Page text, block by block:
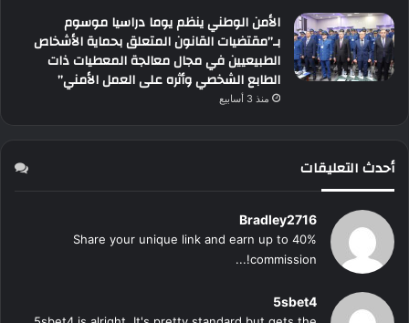
الأمن الوطني ينظم يوما دراسيا موسوم
بـ”مقتضيات القانون المتعلق بحماية الأشخاص
الطبيعيين في مجال معالجة المعطيات ذات
الطابع الشخصي وأثره على العمل الأمني”
منذ 3 أسابيع
أحدث التعليقات
Bradley2716
Share your unique link and earn up to 40%
commission!...
5sbet4